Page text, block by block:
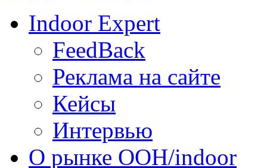
Indoor Expert
FeedBack
Реклама на сайте
Кейсы
Интервью
О рынке OOH/indoor